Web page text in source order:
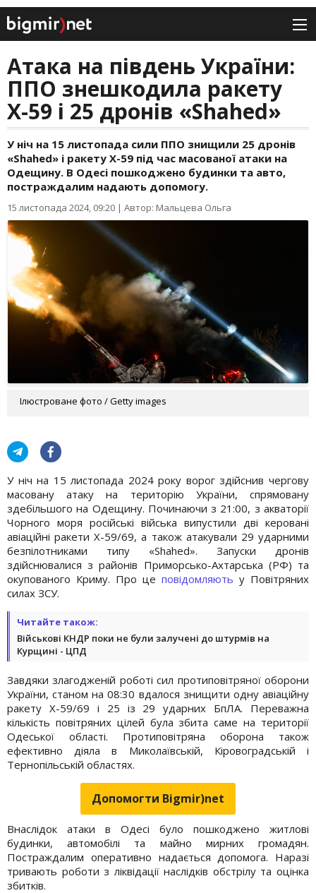
Атака на південь України:
ППО знешкодила ракету
Х-59 і 25 дронів «Shahed»
У ніч на 15 листопада сили ППО знищили 25 дронів
«Shahed» і ракету Х-59 під час масованої атаки на
Одещину. В Одесі пошкоджено будинки та авто,
постраждалим надають допомогу.
15 листопада 2024, 09:20 | Автор: Мальцева Ольга
Ілюстроване фото / Getty images
У ніч на 15 листопада 2024 року ворог здійснив чергову
масовану атаку на територію України, спрямовану
здебільшого на Одещину. Починаючи з 21:00, з акваторії
Чорного моря російські війська випустили дві керовані
авіаційні ракети Х-59/69, а також атакували 29 ударними
безпілотниками типу «Shahed». Запуски дронів
здійснювалися з районів Приморсько-Ахтарська (РФ) та
окупованого Криму. Про це повідомляють у Повітряних
силах ЗСУ.
Читайте також:
Військові КНДР поки не були залучені до штурмів на
Курщині - ЦПД
Завдяки злагодженій роботі сил протиповітряної оборони
України, станом на 08:30 вдалося знищити одну авіаційну
ракету Х-59/69 і 25 із 29 ударних БпЛА. Переважна
кількість повітряних цілей була збита саме на території
Одеської області. Протиповітряна оборона також
ефективно діяла в Миколаївській, Кіровоградській і
Тернопільській областях.
Допомогти Bigmir)net
Внаслідок атаки в Одесі було пошкоджено житлові
будинки, автомобілі та майно мирних громадян.
Постраждалим оперативно надається допомога. Наразі
тривають роботи з ліквідації наслідків обстрілу та оцінка
збитків.